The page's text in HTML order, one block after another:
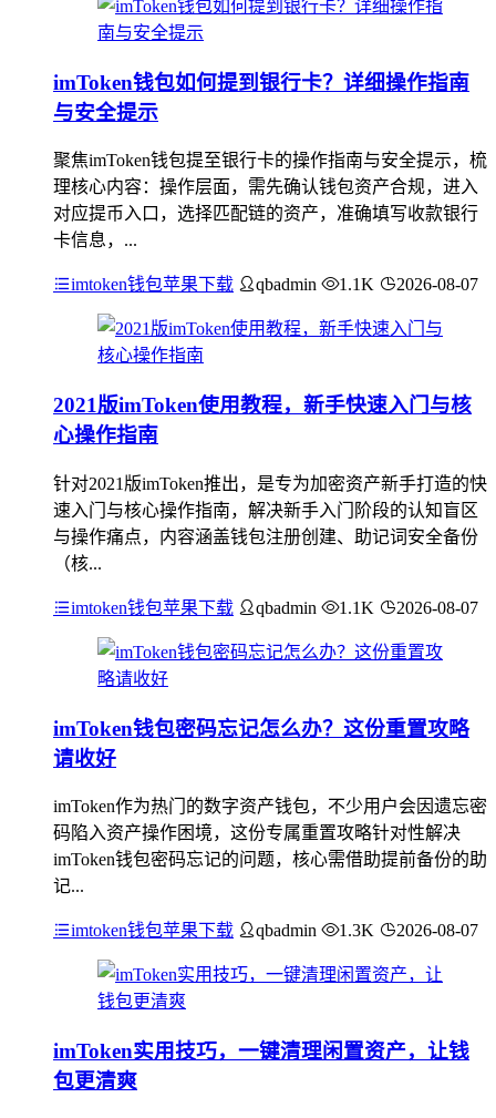
imToken钱包如何提到银行卡？详细操作指南
与安全提示
聚焦imToken钱包提至银行卡的操作指南与安全提示，梳
理核心内容：操作层面，需先确认钱包资产合规，进入
对应提币入口，选择匹配链的资产，准确填写收款银行
卡信息，...
imtoken钱包苹果下载 qbadmin 1.1K 2026-08-07
2021版imToken使用教程，新手快速入门与核
心操作指南
针对2021版imToken推出，是专为加密资产新手打造的快
速入门与核心操作指南，解决新手入门阶段的认知盲区
与操作痛点，内容涵盖钱包注册创建、助记词安全备份
（核...
imtoken钱包苹果下载 qbadmin 1.1K 2026-08-07
imToken钱包密码忘记怎么办？这份重置攻略
请收好
imToken作为热门的数字资产钱包，不少用户会因遗忘密
码陷入资产操作困境，这份专属重置攻略针对性解决
imToken钱包密码忘记的问题，核心需借助提前备份的助
记...
imtoken钱包苹果下载 qbadmin 1.3K 2026-08-07
imToken实用技巧，一键清理闲置资产，让钱
包更清爽